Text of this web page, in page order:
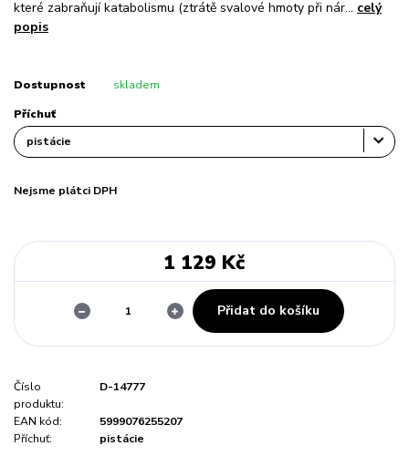
které zabraňují katabolismu (ztrátě svalové hmoty při nár... celý
popis
Dostupnost skladem
Příchuť
Nejsme plátci DPH
1 129 Kč
Přidat do košíku
Číslo
produktu:
D-14777
EAN kód:
5999076255207
Příchuť:
pistácie